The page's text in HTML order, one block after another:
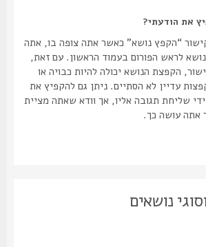
הודעתי?
“הקפץ נושא” כאשר אתה צופה בו, אתה
לראש הפורום בעמוד הראשון. עם זאת,
הקפצת הנושא יכולה להיות כבויה או
עדיין לא הסתיים. ניתן גם להקפיץ את
תגובה אליו, אך וודא שאתה מציית
עושה כך.
נושאים